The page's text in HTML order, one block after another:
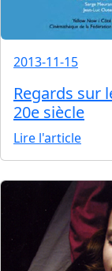
2013-11-15
Regards sur
20e siècle
Lire l'article